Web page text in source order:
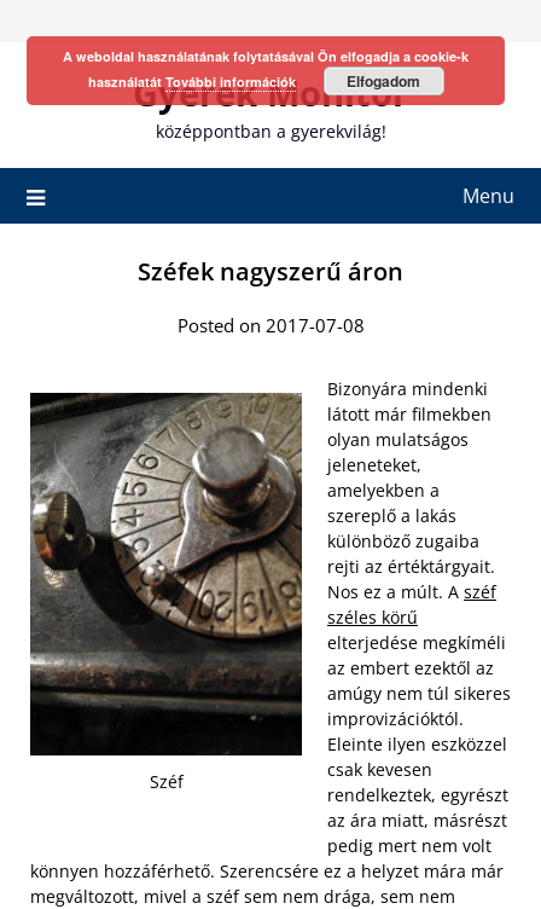
Gyerek Monitor
középpontban a gyerekvilág!
Menu
Széfek nagyszerű áron
Posted on 2017-07-08
Széf
Bizonyára mindenki
látott már filmekben
olyan mulatságos
jeleneteket,
amelyekben a
szereplő a lakás
különböző zugaiba
rejti az értéktárgyait.
Nos ez a múlt. A széf
széles körű
elterjedése megkíméli
az embert ezektől az
amúgy nem túl sikeres
improvizációktól.
Eleinte ilyen eszközzel
csak kevesen
rendelkeztek, egyrészt
az ára miatt, másrészt
pedig mert nem volt
könnyen hozzáférhető. Szerencsére ez a helyzet mára már
megváltozott, mivel a széf sem nem drága, sem nem
A weboldal használatának folytatásával Ön elfogadja a cookie-k
használatát További információk Elfogadom